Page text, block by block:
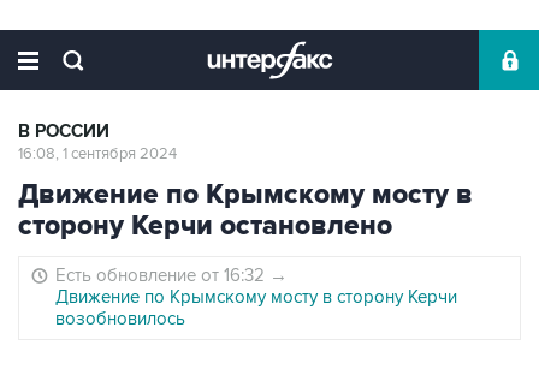
В РОССИИ
16:08, 1 сентября 2024
Движение по Крымскому мосту в
сторону Керчи остановлено
Есть обновление от 16:32 →
Движение по Крымскому мосту в сторону Керчи
возобновилось